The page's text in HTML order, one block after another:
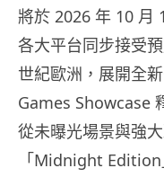
將於 2026 年 10 月
各大平台同步接受
世紀歐洲，展開全
Games Showcase
從未曝光場景與強
「Midnight